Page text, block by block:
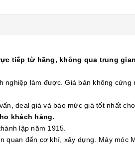
tiếp từ hãng, không qua trung
làm được. Giá bán không cứng
deal giá và báo mức giá tốt nhất cho
khách hàng.
lập năm 1915.
quan đến cơ khí, xây dựng. Máy móc